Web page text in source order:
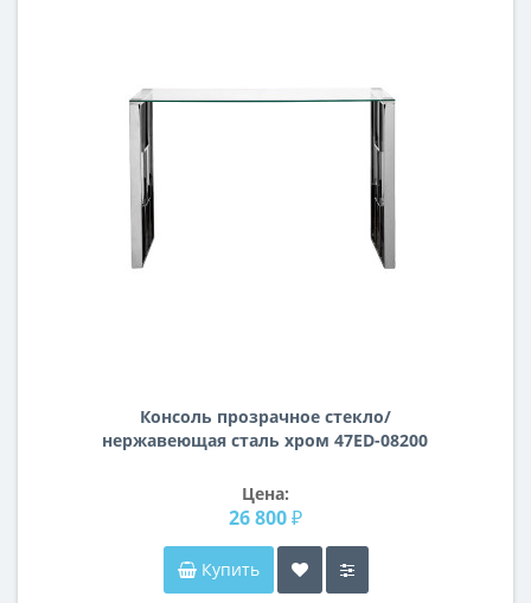
Консоль прозрачное стекло/
нержавеющая сталь хром 47ED-08200
Цена:
26 800 ₽
Купить